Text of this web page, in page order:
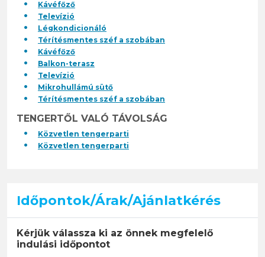
Kávéfőző
Televízió
Légkondicionáló
Térítésmentes széf a szobában
Kávéfőző
Balkon-terasz
Televízió
Mikrohullámú sütő
Térítésmentes széf a szobában
TENGERTŐL VALÓ TÁVOLSÁG
Közvetlen tengerparti
Közvetlen tengerparti
Időpontok/Árak/Ajánlatkérés
Kérjük válassza ki az önnek megfelelő
indulási időpontot